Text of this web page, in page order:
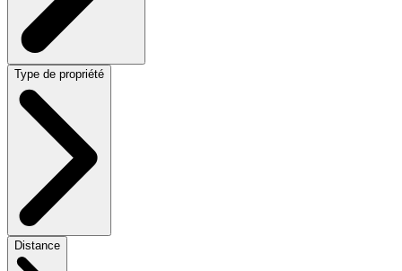
Type de propriété
Distance